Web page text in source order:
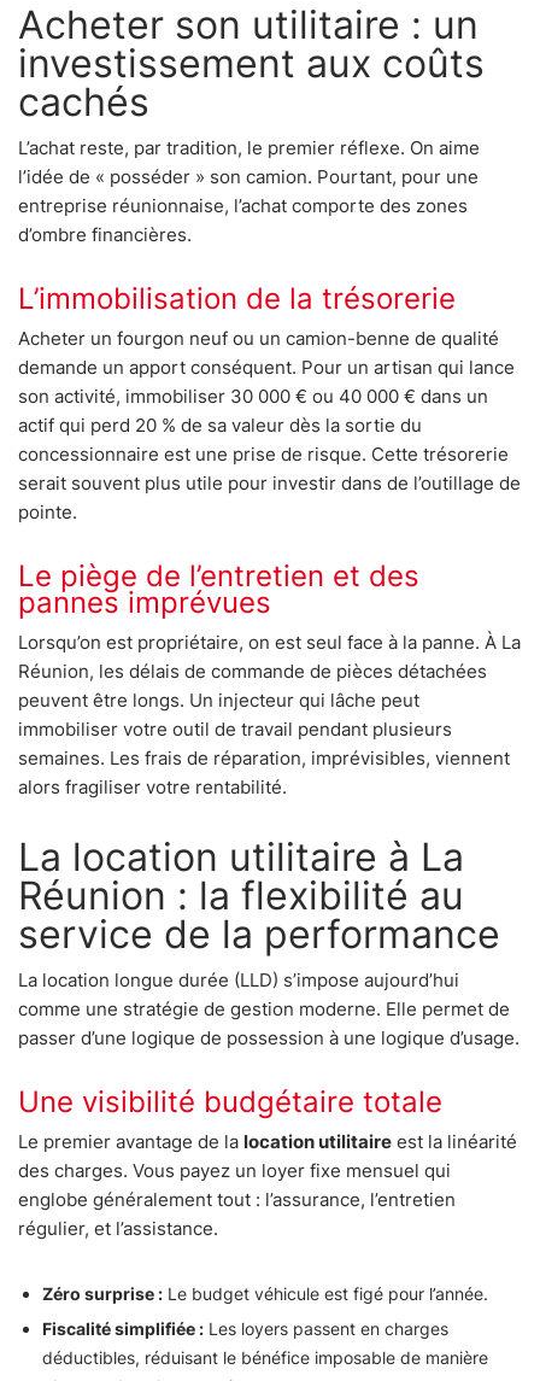
Acheter son utilitaire : un
investissement aux coûts
cachés
L’achat reste, par tradition, le premier réflexe. On aime
l’idée de « posséder » son camion. Pourtant, pour une
entreprise réunionnaise, l’achat comporte des zones
d’ombre financières.
L’immobilisation de la trésorerie
Acheter un fourgon neuf ou un camion-benne de qualité
demande un apport conséquent. Pour un artisan qui lance
son activité, immobiliser 30 000 € ou 40 000 € dans un
actif qui perd 20 % de sa valeur dès la sortie du
concessionnaire est une prise de risque. Cette trésorerie
serait souvent plus utile pour investir dans de l’outillage de
pointe.
Le piège de l’entretien et des
pannes imprévues
Lorsqu’on est propriétaire, on est seul face à la panne. À La
Réunion, les délais de commande de pièces détachées
peuvent être longs. Un injecteur qui lâche peut
immobiliser votre outil de travail pendant plusieurs
semaines. Les frais de réparation, imprévisibles, viennent
alors fragiliser votre rentabilité.
La location utilitaire à La
Réunion : la flexibilité au
service de la performance
La location longue durée (LLD) s’impose aujourd’hui
comme une stratégie de gestion moderne. Elle permet de
passer d’une logique de possession à une logique d’usage.
Une visibilité budgétaire totale
Le premier avantage de la location utilitaire est la linéarité
des charges. Vous payez un loyer fixe mensuel qui
englobe généralement tout : l’assurance, l’entretien
régulier, et l’assistance.
Zéro surprise : Le budget véhicule est figé pour l’année.
Fiscalité simplifiée : Les loyers passent en charges
déductibles, réduisant le bénéfice imposable de manière